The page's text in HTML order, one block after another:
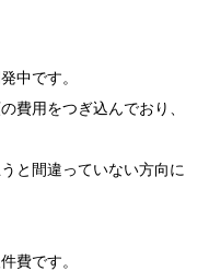
中です。
費用をつぎ込んでおり、
と間違っていない方向に
費です。